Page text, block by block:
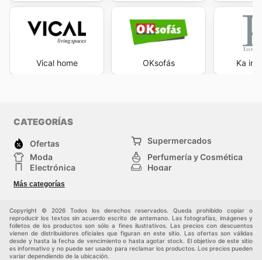
Vical home OKsofás Ka
CATEGORÍAS
Ofertas
Supermercados
Moda
Perfumería y Cosmética
Electrónica
Hogar
Deporte
Juguetes y bebés
Más categorías
Copyright © 2026 Todos los derechos reservados. Queda prohibido copiar o
reproducir los textos sin acuerdo escrito de antemano. Las fotografías, imágenes y
folletos de los productos son sólo a fines ilustrativos. Las precios con descuentos
vienen de distribuidores oficiales que figuran en este sitio. Las ofertas son válidas
desde y hasta la fecha de vencimiento o hasta agotar stock. El objetivo de este sitio
es informativo y no puede ser usado para reclamar los productos. Los precios pueden
variar dependiendo de la ubicación.